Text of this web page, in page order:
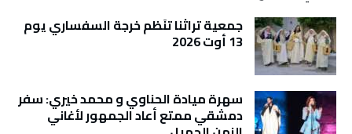
جمعية تراثنا تنَظم خرجة السفساري يوم
13 أوت 2026
سهرة ميادة الحناوي و محمد خيري: سفر
دمشقي ممتع أعاد الجمهور لأغاني